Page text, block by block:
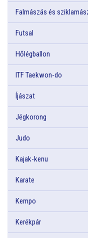
Falmászás és
Futsal
Hőlégballon
ITF Taekwon-do
Íjászat
Jégkorong
Judo
Kajak-kenu
Karate
Kempo
Kerékpár